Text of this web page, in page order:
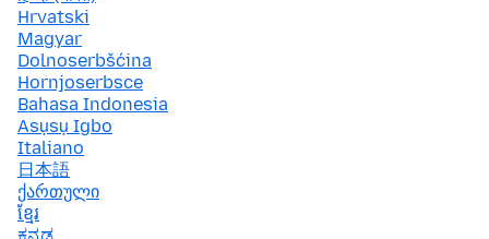
Hrvatski
Magyar
Dolnoserbšćina
Hornjoserbsce
Bahasa Indonesia
Asụsụ Igbo
Italiano
日本語
ქართული
ខ្មែរ